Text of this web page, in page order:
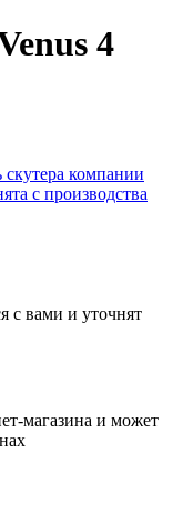
4
компании
с производства
с вами и уточнят
магазина и может